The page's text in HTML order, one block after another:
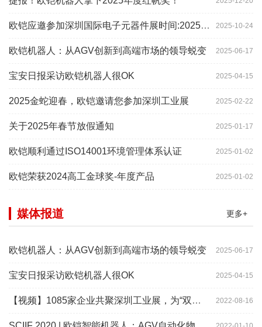
2025-10-24
欧铠应邀参加深圳国际电子元器件展时间:2025年10月28-
2025-06-17
欧铠机器人：从AGV创新到高端市场的领导蜕变
2025-04-15
宝安日报采访欧铠机器人很OK
2025-02-22
2025金蛇迎春，欧铠邀请您参加深圳工业展
2025-01-17
关于2025年春节放假通知
2025-01-02
欧铠顺利通过ISO14001环境管理体系认证
2025-01-02
欧铠荣获2024高工金球奖-年度产品
更多+
媒体报道
2025-06-17
欧铠机器人：从AGV创新到高端市场的领导蜕变
2025-04-15
宝安日报采访欧铠机器人很OK
2022-08-16
【视频】1085家企业共聚深圳工业展，为“双链”畅通堵点、卡点